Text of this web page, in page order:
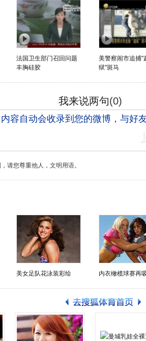
法国卫生部门召回问题
丰胸硅胶
美警察闹市追捕"
狱"斑马
我来说两句(0)
请您尊重他人，文明用语。
美女足队花泳装彩绘 内衣橄榄球赛再